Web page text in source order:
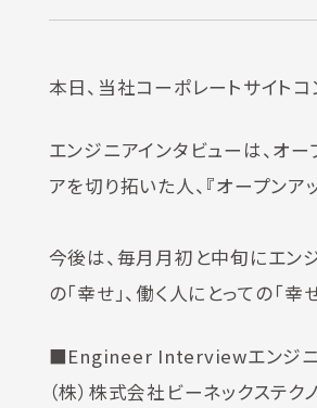
本日、当社コーポレートサイト
エンジニアインタビューは、オー
アを切り拓いた人、『オープンア
今後は、毎月月初と中旬にエン
の「幸せ」、働く人にとっての「
■Engineer Interviewエンジニ
（株）株式会社ビーネックステ